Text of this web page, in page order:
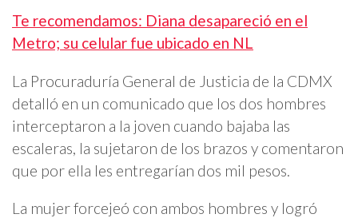
Te recomendamos: Diana desapareció en el
Metro; su celular fue ubicado en NL
La Procuraduría General de Justicia de la CDMX
detalló en un comunicado que los dos hombres
interceptaron a la joven cuando bajaba las
escaleras, la sujetaron de los brazos y comentaron
que por ella les entregarían dos mil pesos.
La mujer forcejeó con ambos hombres y logró